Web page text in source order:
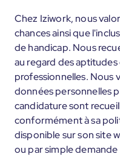
Chez Iziwork, nous
chances ainsi que
de handicap. Nous
au regard des
professionnelles. Nous
données personnelles
candidature sont
conformément à sa
disponible sur son site
ou par simple demande